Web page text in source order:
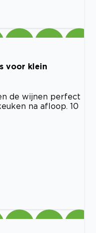
voor klein
de wijnen perfect
na afloop. 10